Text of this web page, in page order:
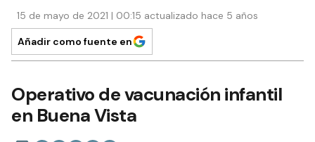
15 de mayo de 2021 | 00:15 actualizado hace 5 años
Añadir como fuente en
Operativo de vacunación infantil
en Buena Vista